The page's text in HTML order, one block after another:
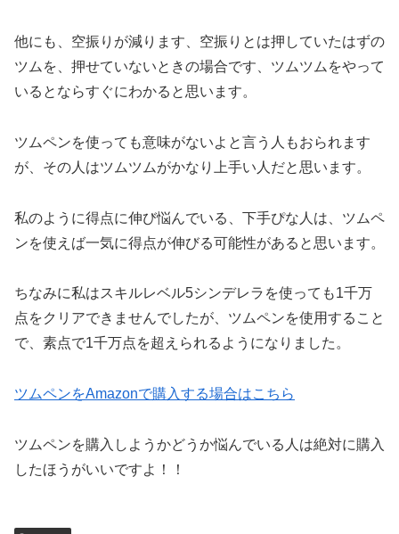
他にも、空振りが減ります、空振りとは押していたはずの
ツムを、押せていないときの場合です、ツムツムをやって
いるとならすぐにわかると思います。
ツムペンを使っても意味がないよと言う人もおられます
が、その人はツムツムがかなり上手い人だと思います。
私のように得点に伸び悩んでいる、下手ぴな人は、ツムペ
ンを使えば一気に得点が伸びる可能性があると思います。
ちなみに私はスキルレベル5シンデレラを使っても1千万
点をクリアできませんでしたが、ツムペンを使用すること
で、素点で1千万点を超えられるようになりました。
ツムペンをAmazonで購入する場合はこちら
ツムペンを購入しようかどうか悩んでいる人は絶対に購入
したほうがいいですよ！！